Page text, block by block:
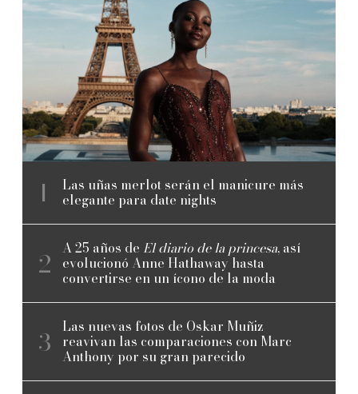
Las uñas merlot serán el manicure más
elegante para date nights
A 25 años de El diario de la princesa, así
evolucionó Anne Hathaway hasta
convertirse en un ícono de la moda
Las nuevas fotos de Oskar Muñiz
reavivan las comparaciones con Marc
Anthony por su gran parecido